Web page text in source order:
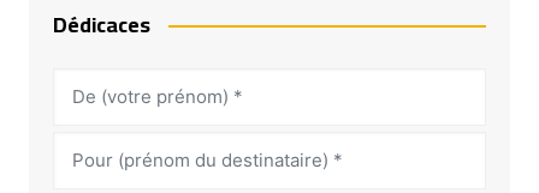
Dédicaces